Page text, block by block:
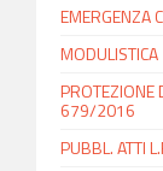
EMERGENZA
MODULISTICA
PROTEZIONE
679/2016
PUBBL. ATTI